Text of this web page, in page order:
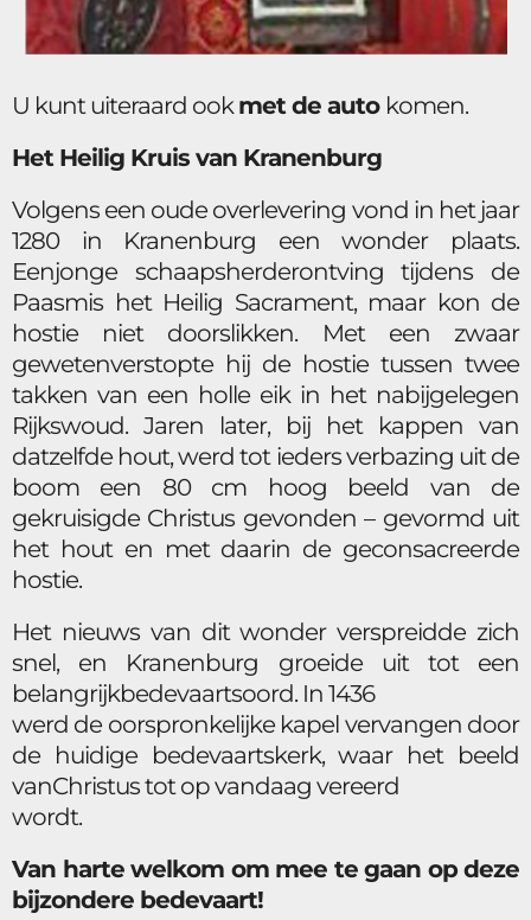
U kunt uiteraard ookmet de auto komen.
Het Heilig Kruis van Kranenburg
Volgens een oude overlevering vond in het jaar
1280 in Kranenburg een wonder plaats.
Eenjonge schaapsherderontving tijdens de
Paasmis het Heilig Sacrament, maar kon de
hostie niet doorslikken. Met een zwaar
gewetenverstopte hij de hostie tussen twee
takken van een holle eik in het nabijgelegen
Rijkswoud. Jaren later, bij het kappen van
datzelfde hout, werd tot ieders verbazing uit de
boom een 80 cm hoog beeld van de
gekruisigde Christus gevonden – gevormd uit
het hout en met daarin de geconsacreerde
hostie.
Het nieuws van dit wonder verspreidde zich
snel, en Kranenburg groeide uit tot een
belangrijkbedevaartsoord. In 1436
werd de oorspronkelijke kapel vervangen door
de huidige bedevaartskerk, waar het beeld
vanChristus tot op vandaag vereerd
wordt.
Van harte welkom om mee te gaan op deze
bijzondere bedevaart!